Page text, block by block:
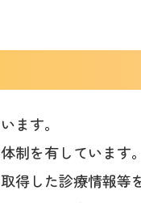
ます。
制を有しています。
得した診療情報